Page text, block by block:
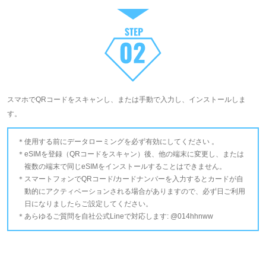
スマホでQRコードをスキャンし、または手動で入力し、インストールしま
す。
使用する前にデータローミングを必ず有効にしてください 。
eSIMを登録（QRコードをスキャン）後、他の端末に変更し、または
複数の端末で同じeSIMをインストールすることはできません。
スマートフォンでQRコード/カードナンバーを入力するとカードが自
動的にアクティベーションされる場合がありますので、必ず日ご利用
日になりましたらご設定してください。
あらゆるご質問を自社公式Lineで対応します: @014hhnww